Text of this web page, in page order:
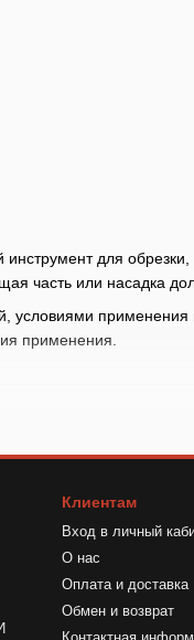
для
часть или насадка
условиями
применения.
с насадкой,
и убедитесь, что
решение
Клиентам
Вход в личный
О нас
Оплата и доставка
Обмен и возврат